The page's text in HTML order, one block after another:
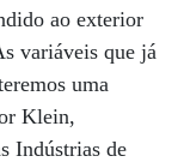
ao exterior
variáveis que já
uma
Klein,
Indústrias de